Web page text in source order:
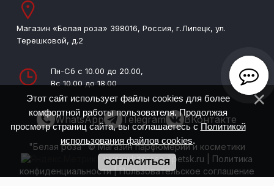
Магазин «Белая роза» 398016, Россия, г.Липецк, ул.
Терешковой, д.2
Пн-Сб с 10.00 до 20.00,
Вс 10.00 до 18.00
WhatsApp Telegram ВКонтакте
"Белая роза" © Магазин парфюмерии и косметики
www.whiterose-lipetsk.ru
Политика
конфиденциальности|Пользовательское соглашение
Этот сайт использует файлы cookies для более
комфортной работы пользователя. Продолжая
просмотр страниц сайта, вы соглашаетесь сПолитикой
использования файлов cookies.
СОГЛАСИТЬСЯ